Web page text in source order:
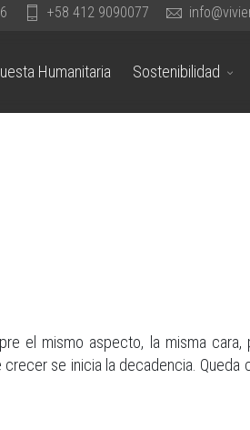
+58 412 9090077
Humanitaria Sostenibilidad
el mismo aspecto, la misma cara,
se inicia la decadencia. Queda